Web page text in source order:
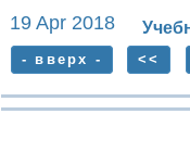
19 Apr 2018
- вверх - <<